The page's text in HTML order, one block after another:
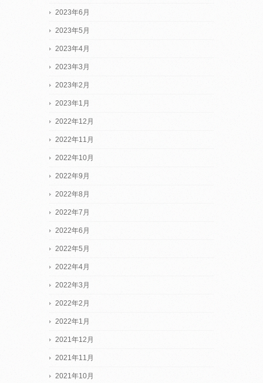
2023年6月
2023年5月
2023年4月
2023年3月
2023年2月
2023年1月
2022年12月
2022年11月
2022年10月
2022年9月
2022年8月
2022年7月
2022年6月
2022年5月
2022年4月
2022年3月
2022年2月
2022年1月
2021年12月
2021年11月
2021年10月